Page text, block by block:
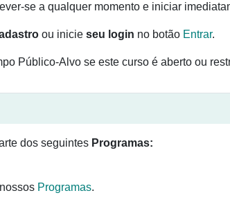
se a qualquer momento e iniciar
ou inicie seu login no botão Entrar.
Público-Alvo se este curso é aberto ou
dos seguintes Programas:
Programas.